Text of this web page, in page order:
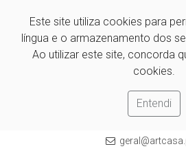
Este site utiliza cookies para
língua e o armazenamento dos
Ao utilizar este site, concorda
cookies.
Entendi